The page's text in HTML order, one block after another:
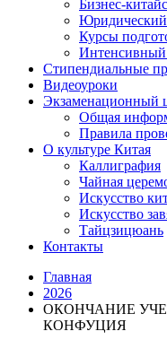
Бизнес-
Юридический
Курсы
Интенсивный
Стипендиальные
Видеоуроки
Экзаменационный
Общая
Правила
О культуре Китая
Каллиграфия
Чайная
Искусство
Искусство
Тайцзицюань
Контакты
Главная
2026
ОКОНЧАНИЕ
КОНФУЦИЯ